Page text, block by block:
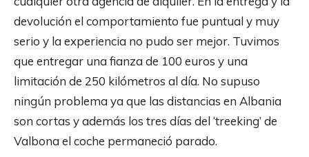
devolución el comportamiento fue puntual y muy
serio y la experiencia no pudo ser mejor. Tuvimos
que entregar una fianza de 100 euros y una
limitación de 250 kilómetros al día. No supuso
ningún problema ya que las distancias en Albania
son cortas y además los tres días del ‘treeking’ de
Valbona el coche permaneció parado.